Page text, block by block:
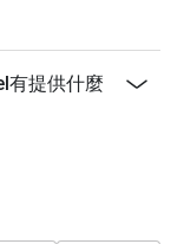
有提供什麼